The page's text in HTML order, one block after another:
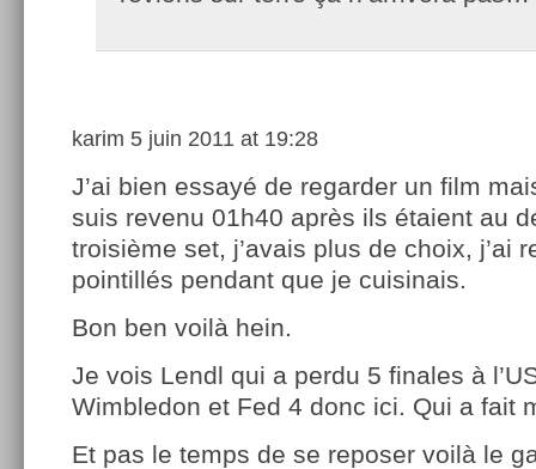
karim 5 juin 2011 at 19:28
J’ai bien essayé de regarder un film
suis revenu 01h40 après ils étaient au
troisième set, j’avais plus de choix, j’ai
pointillés pendant que je cuisinais.
Bon ben voilà hein.
Je vois Lendl qui a perdu 5 finales à
Wimbledon et Fed 4 donc ici. Qui a fait
Et pas le temps de se reposer voilà le